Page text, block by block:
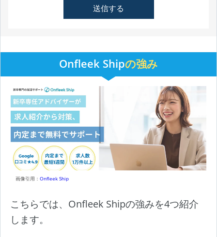
Onfleek Shipの強み
画像引用： Onfleek Ship
こちらでは、Onfleek Shipの強みを4つ紹介
します。